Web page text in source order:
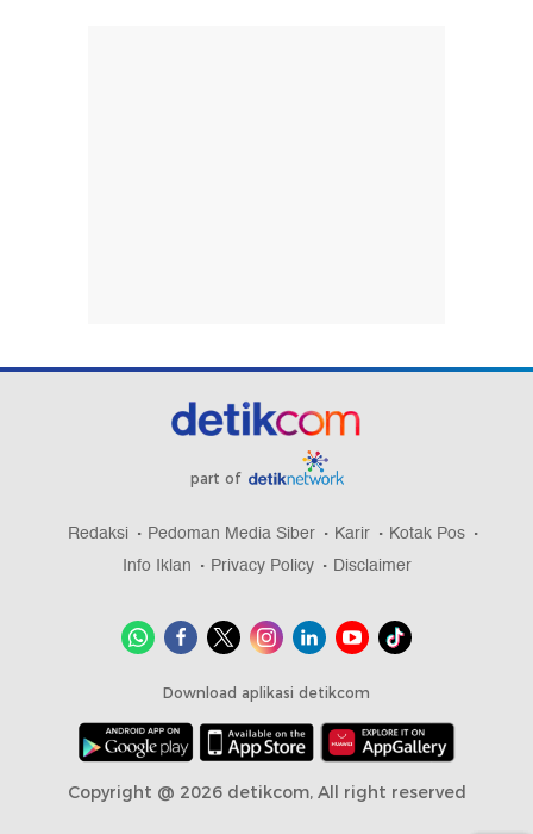
part of
Redaksi Pedoman Media Siber Karir
Kotak Pos
Info Iklan
Privacy Policy Disclaimer
Download aplikasi detikcom
Copyright @ 2026 detikcom, All right reserved